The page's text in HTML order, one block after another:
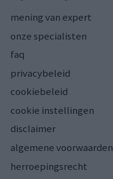
mening van expert
onze specialisten
faq
privacybeleid
cookiebeleid
cookie instellingen
disclaimer
algemene voorwaarden
herroepingsrecht